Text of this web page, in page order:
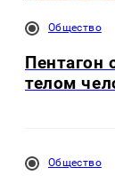
Общество
Пентагон
телом
Общество